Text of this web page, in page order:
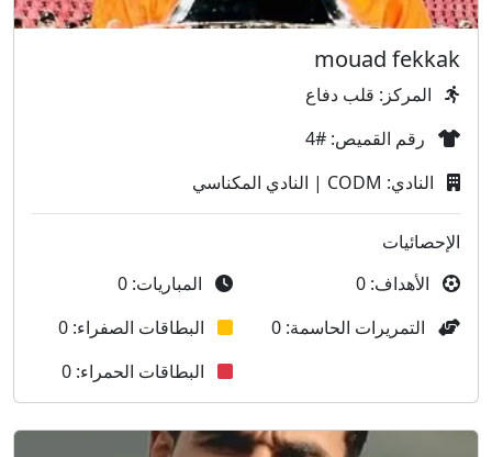
mouad fekkak
المركز: قلب دفاع
رقم القميص: #4
النادي: CODM | النادي المكناسي
الإحصائيات
الأهداف: 0
التمريرات الحاسمة: 0
المباريات: 0
البطاقات الصفراء: 0
البطاقات الحمراء: 0